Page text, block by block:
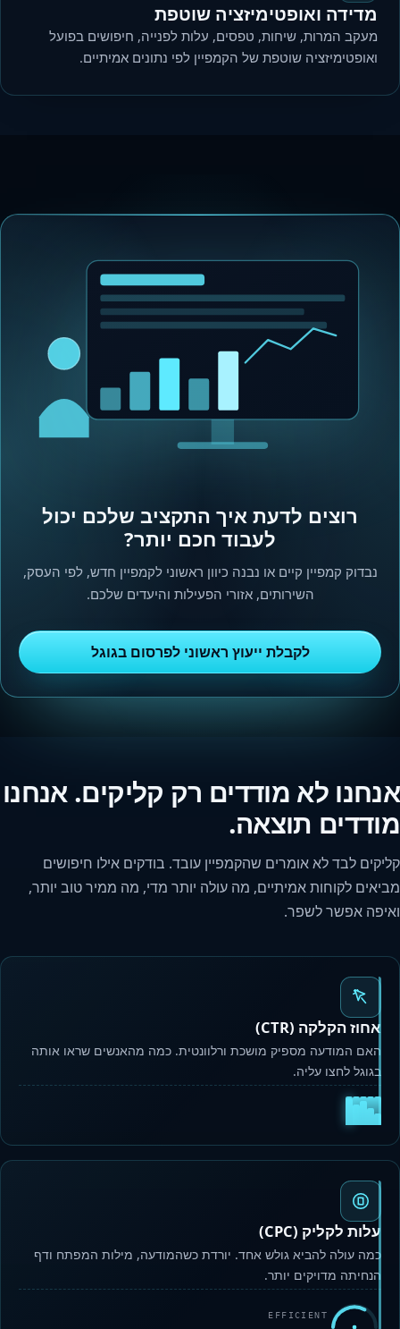
מדידה ואופטימיזציה שוטפת
מעקב המרות, שיחות, טפסים, עלות לפנייה, חיפושים בפועל
ואופטימיזציה שוטפת של הקמפיין לפי נתונים אמיתיים.
רוצים לדעת איך התקציב שלכם יכול
לעבוד חכם יותר?
נבדוק קמפיין קיים או נבנה כיוון ראשוני לקמפיין חדש, לפי העסק,
השירותים, אזורי הפעילות והיעדים שלכם.
לקבלת ייעוץ ראשוני לפרסום בגוגל
אנחנו לא מודדים רק קליקים. אנחנו
מודדים תוצאה.
קליקים לבד לא אומרים שהקמפיין עובד. בודקים אילו חיפושים
מביאים לקוחות אמיתיים, מה עולה יותר מדי, מה ממיר טוב יותר,
ואיפה אפשר לשפר.
אחוז הקלקה (CTR)
האם המודעה מספיק מושכת ורלוונטית. כמה מהאנשים שראו אותה
בגוגל לחצו עליה.
עלות לקליק (CPC)
כמה עולה להביא גולש אחד. יורדת כשהמודעה, מילות המפתח ודף
הנחיתה מדויקים יותר.
EFFICIENT